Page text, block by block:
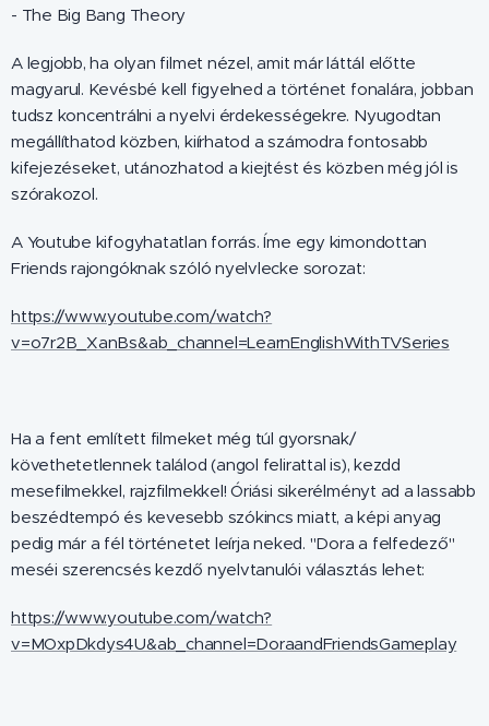
- The Big Bang Theory
A legjobb, ha olyan filmet nézel, amit már láttál előtte
magyarul. Kevésbé kell figyelned a történet fonalára, jobban
tudsz koncentrálni a nyelvi érdekességekre. Nyugodtan
megállíthatod közben, kiírhatod a számodra fontosabb
kifejezéseket, utánozhatod a kiejtést és közben még jól is
szórakozol.
A Youtube kifogyhatatlan forrás. Íme egy kimondottan
Friends rajongóknak szóló nyelvlecke sorozat:
https://www.youtube.com/watch?
v=o7r2B_XanBs&ab_channel=LearnEnglishWithTVSeries
Ha a fent említett filmeket még túl gyorsnak/
követhetetlennek találod (angol felirattal is), kezdd
mesefilmekkel, rajzfilmekkel! Óriási sikerélményt ad a lassabb
beszédtempó és kevesebb szókincs miatt, a képi anyag
pedig már a fél történetet leírja neked. "Dora a felfedező"
meséi szerencsés kezdő nyelvtanulói választás lehet:
https://www.youtube.com/watch?
v=MOxpDkdys4U&ab_channel=DoraandFriendsGameplay